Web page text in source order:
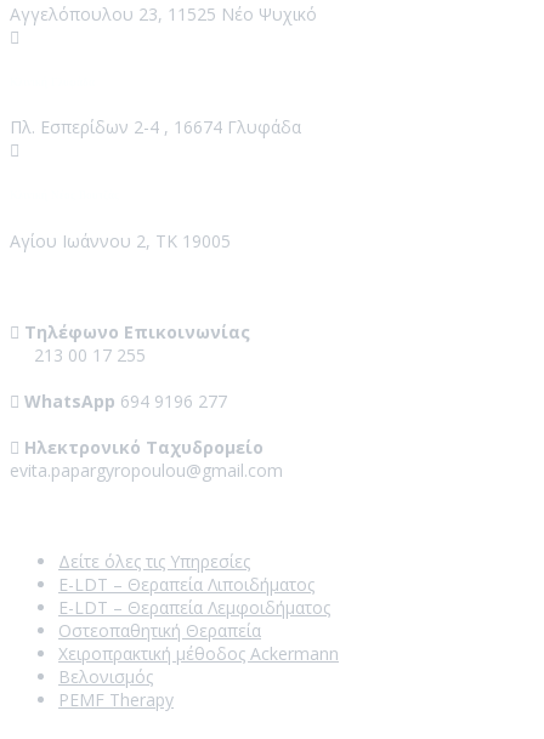
Αγγελόπουλου 23, 11525 Νέο Ψυχικό
Πλ. Εσπερίδων 2-4 , 16674 Γλυφάδα
Αγίου Ιωάννου 2, ΤΚ 19005
Τηλέφωνο Επικοινωνίας
213 00 17 255
WhatsApp 694 9196 277
Ηλεκτρονικό Ταχυδρομείο
evita.papargyropoulou@gmail.com
Δείτε όλες τις Υπηρεσίες
E-LDT – Θεραπεία Λιποιδήματος
E-LDT – Θεραπεία Λεμφοιδήματος
Οστεοπαθητική Θεραπεία
Χειροπρακτική μέθοδος Ackermann
Βελονισμός
PEMF Therapy